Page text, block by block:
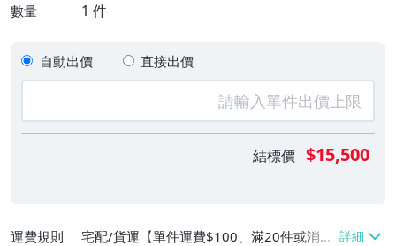
數量 1 件
自動出價 直接出價
結標價 $15,500
運費規則
宅配/貨運【單件運費$100、滿20件或消費